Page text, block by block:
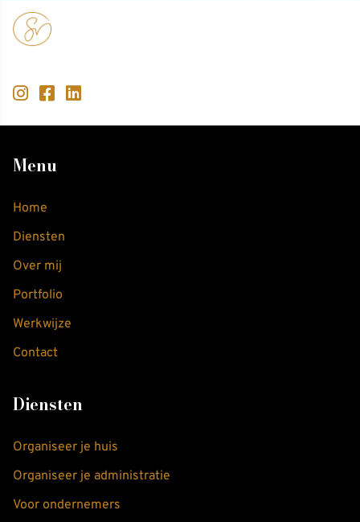
Menu
Home
Diensten
Over mij
Portfolio
Werkwijze
Contact
Diensten
Organiseer je huis
Organiseer je administratie
Voor ondernemers